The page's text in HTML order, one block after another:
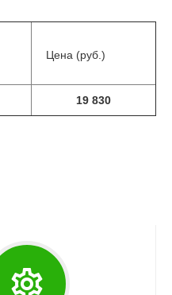
Цена (руб.)
19 830